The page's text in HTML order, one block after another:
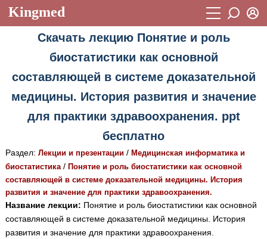
Kingmed
Учебный материал
Видеогалерея 899
Лекции и презентации 2474
Аккредитационные тесты (6)
Методические рекомендации 1050
Научно-популярное
Восстановить пароль
Вход
Скачать лекцию Понятие и роль
биостатистики как основной
составляющей в системе доказательной
медицины. История развития и значение
для практики здравоохранения. ppt
бесплатно
Раздел: Лекции и презентации/ Медицинская информатика и
биостатистика/ Понятие и роль биостатистики как основной
составляющей в системе доказательной медицины. История
развития и значение для практики здравоохранения.
Название лекции: Понятие и роль биостатистики как основной
составляющей в системе доказательной медицины. История
развития и значение для практики здравоохранения.